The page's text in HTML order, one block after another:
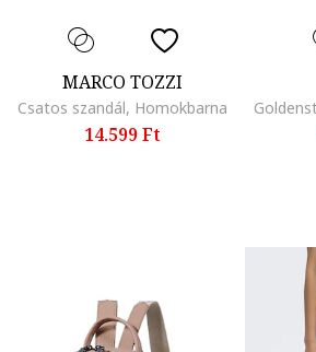
MARCO TOZZI
Csatos szandál, Homokbarna
14.599 Ft